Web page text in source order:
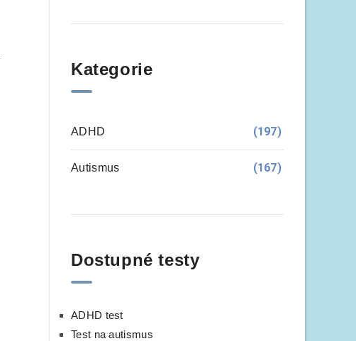
Kategorie
ADHD (197)
Autismus (167)
Dostupné testy
ADHD test
Test na autismus